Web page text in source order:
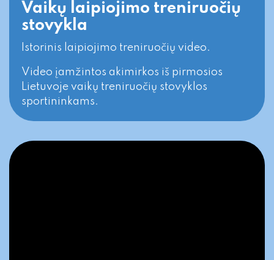
Vaikų laipiojimo treniruočių
stovykla
Istorinis laipiojimo treniruočių video.
Video įamžintos akimirkos iš pirmosios
Lietuvoje vaikų treniruočių stovyklos
sportininkams.